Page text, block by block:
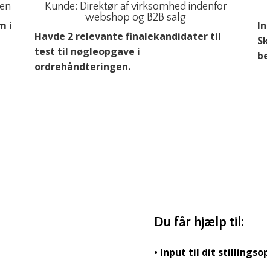
i
Kunde: Direktør af virksomhed indenfor
webshop og B2B salg
Havde 2 relevante finalekandidater til
test til nøgleopgave i
ordrehåndteringen.
Du får hjælp til:
• Input til dit